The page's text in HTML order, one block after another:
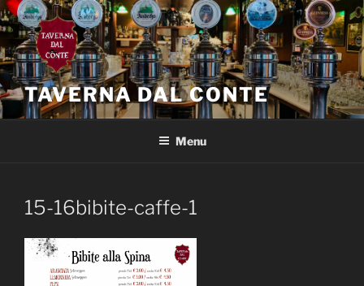
Salta
al
contenuto
TAVERNA DAL CONTE
Menu
15-16bibite-caffe-1